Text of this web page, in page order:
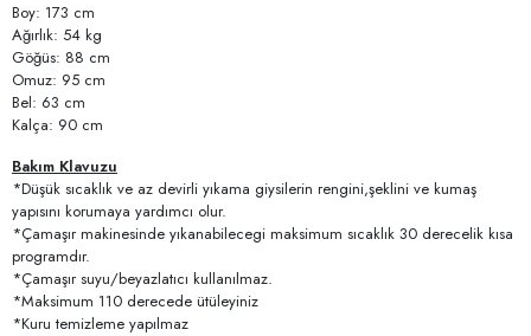
Boy: 173 cm
Ağırlık: 54 kg
Göğüs: 88 cm
Omuz: 95 cm
Bel: 63 cm
Kalça: 90 cm
Bakım Klavuzu
*Düşük sıcaklık ve az devirli yıkama giysilerin rengini,şeklini ve kumaş
yapısını korumaya yardımcı olur.
*Çamaşır makinesinde yıkanabilecegi maksimum sıcaklık 30 derecelik kısa
programdır.
*Çamaşır suyu/beyazlatıcı kullanılmaz.
*Maksimum 110 derecede ütüleyiniz
*Kuru temizleme yapılmaz